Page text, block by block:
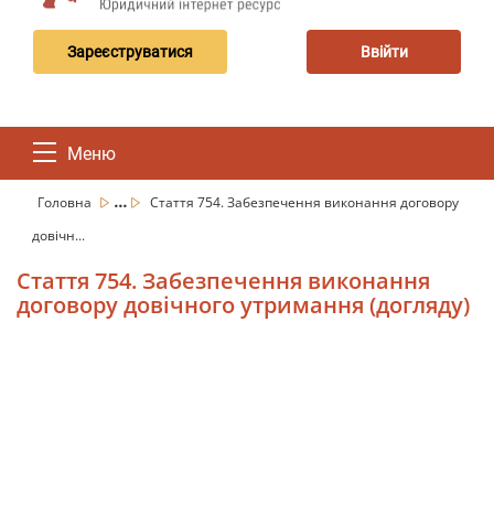
Зареєструватися Ввійти
Меню
Головна ...
Стаття 754. Забезпечення виконання договору
довічн...
Стаття 754. Забезпечення виконання
договору довічного утримання (догляду)